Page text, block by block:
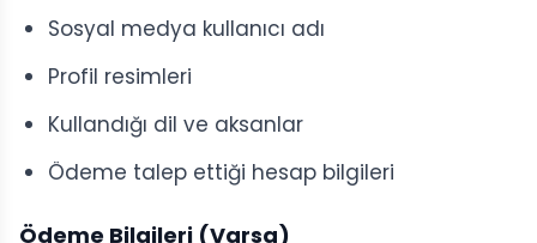
Sosyal medya kullanıcı adı
Profil resimleri
Kullandığı dil ve aksanlar
Ödeme talep ettiği hesap bilgileri
Ödeme Bilgileri (Varsa)